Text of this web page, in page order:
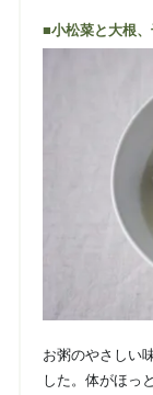
■小松菜と大根
お粥のやさしい
した。体がほっ